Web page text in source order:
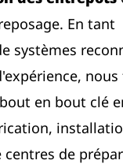
En tant
systèmes
en bout clé
centres de